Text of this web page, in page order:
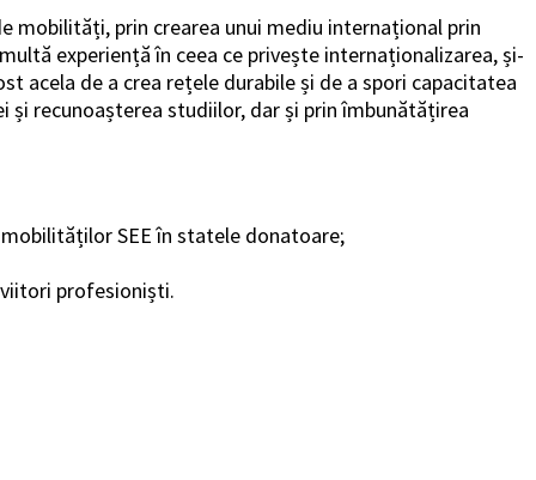
mobilități, prin crearea unui mediu internațional prin
experiență în ceea ce privește internaționalizarea, și-
acela de a crea rețele durabile și de a spori capacitatea
recunoașterea studiilor, dar și prin îmbunătățirea
SEE în statele donatoare;
profesioniști.